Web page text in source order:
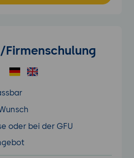
Firmenschulung
oder bei der GFU